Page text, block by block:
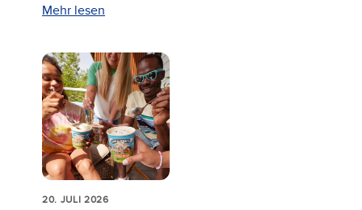
Mehr lesen
20. JULI 2026